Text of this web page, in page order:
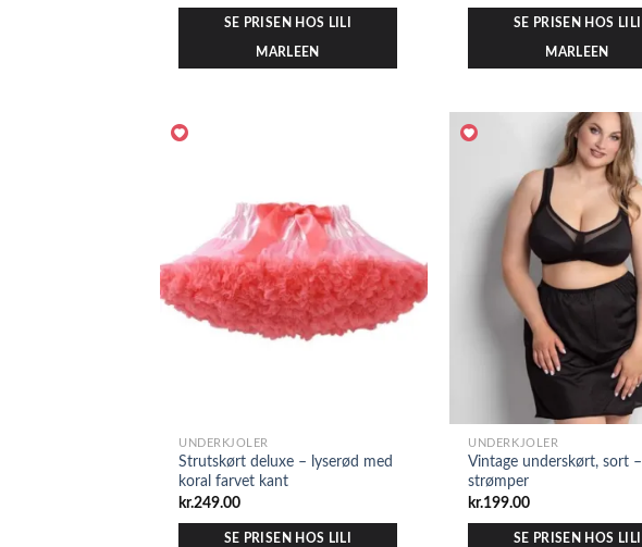
SE PRISEN HOS LILI
MARLEEN
SE PRISEN HOS LILI
MARLEEN
UNDERKJOLER
Strutskørt deluxe – lyserød med
koral farvet kant
kr.249.00
SE PRISEN HOS LILI
UNDERKJOLER
Vintage underskørt, sort –
strømper
kr.199.00
SE PRISEN HOS LILI